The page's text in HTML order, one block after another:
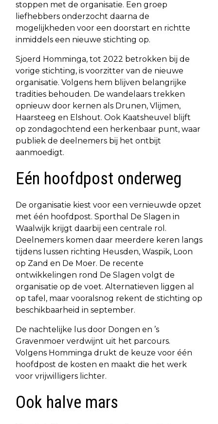
stoppen met de organisatie. Een groep
liefhebbers onderzocht daarna de
mogelijkheden voor een doorstart en richtte
inmiddels een nieuwe stichting op.
Sjoerd Homminga, tot 2022 betrokken bij de
vorige stichting, is voorzitter van de nieuwe
organisatie. Volgens hem blijven belangrijke
tradities behouden. De wandelaars trekken
opnieuw door kernen als Drunen, Vlijmen,
Haarsteeg en Elshout. Ook Kaatsheuvel blijft
op zondagochtend een herkenbaar punt, waar
publiek de deelnemers bij het ontbijt
aanmoedigt.
Eén hoofdpost onderweg
De organisatie kiest voor een vernieuwde opzet
met één hoofdpost. Sporthal De Slagen in
Waalwijk krijgt daarbij een centrale rol.
Deelnemers komen daar meerdere keren langs
tijdens lussen richting Heusden, Waspik, Loon
op Zand en De Moer. De recente
ontwikkelingen rond De Slagen volgt de
organisatie op de voet. Alternatieven liggen al
op tafel, maar vooralsnog rekent de stichting op
beschikbaarheid in september.
De nachtelijke lus door Dongen en ’s
Gravenmoer verdwijnt uit het parcours.
Volgens Homminga drukt de keuze voor één
hoofdpost de kosten en maakt die het werk
voor vrijwilligers lichter.
Ook halve mars